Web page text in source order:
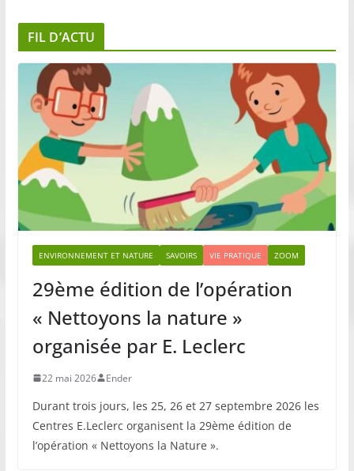
FIL D’ACTU
ENVIRONNEMENT ET NATURE SAVOIRS VIE PRATIQUE ZOOM
29ème édition de l’opération
« Nettoyons la nature »
organisée par E. Leclerc
22 mai 2026 Ender
Durant trois jours, les 25, 26 et 27 septembre 2026 les
Centres E.Leclerc organisent la 29ème édition de
l’opération « Nettoyons la Nature ».